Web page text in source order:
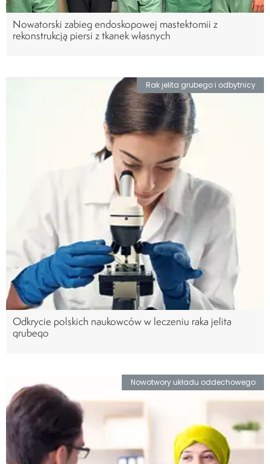
Nowatorski zabieg endoskopowej mastektomii z
rekonstrukcją piersi z tkanek własnych
Rak jelita grubego i odbytnicy
Odkrycie polskich naukowców w leczeniu raka jelita
grubego
Nowotwory układu oddechowego